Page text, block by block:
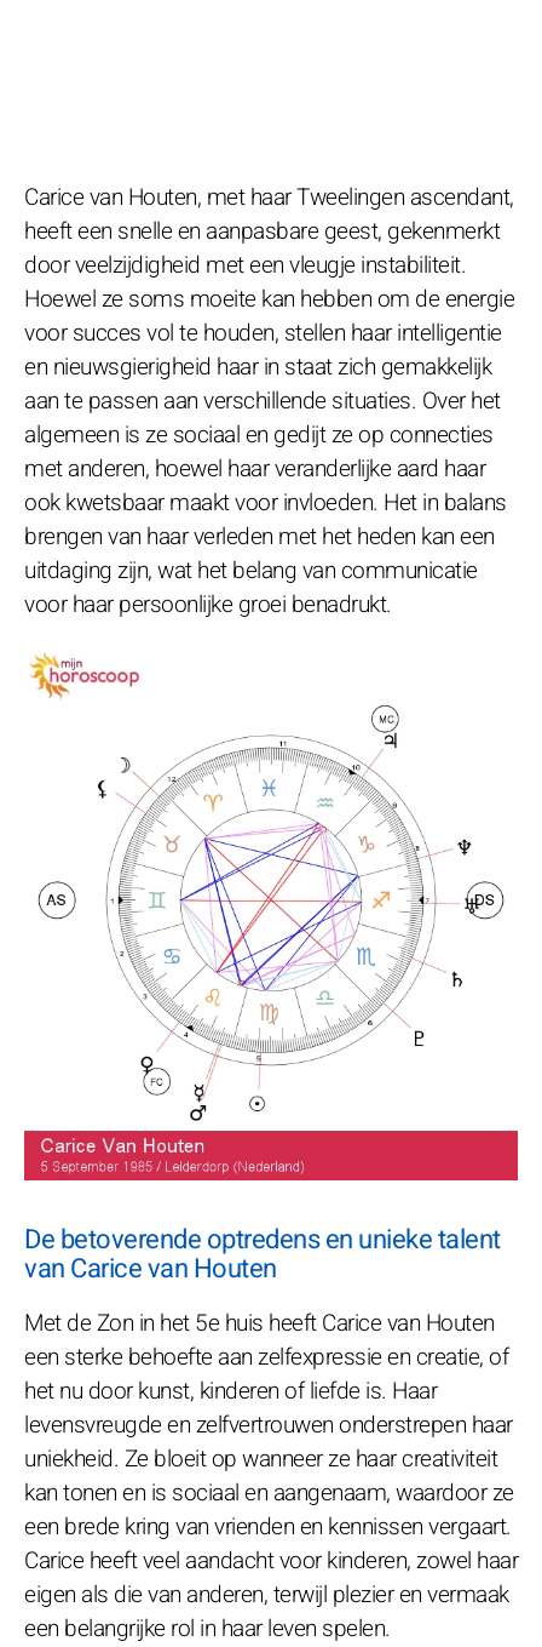
Carice van Houten, met haar Tweelingen ascendant,
heeft een snelle en aanpasbare geest, gekenmerkt
door veelzijdigheid met een vleugje instabiliteit.
Hoewel ze soms moeite kan hebben om de energie
voor succes vol te houden, stellen haar intelligentie
en nieuwsgierigheid haar in staat zich gemakkelijk
aan te passen aan verschillende situaties. Over het
algemeen is ze sociaal en gedijt ze op connecties
met anderen, hoewel haar veranderlijke aard haar
ook kwetsbaar maakt voor invloeden. Het in balans
brengen van haar verleden met het heden kan een
uitdaging zijn, wat het belang van communicatie
voor haar persoonlijke groei benadrukt.
De betoverende optredens en unieke talent
van Carice van Houten
Met de Zon in het 5e huis heeft Carice van Houten
een sterke behoefte aan zelfexpressie en creatie, of
het nu door kunst, kinderen of liefde is. Haar
levensvreugde en zelfvertrouwen onderstrepen haar
uniekheid. Ze bloeit op wanneer ze haar creativiteit
kan tonen en is sociaal en aangenaam, waardoor ze
een brede kring van vrienden en kennissen vergaart.
Carice heeft veel aandacht voor kinderen, zowel haar
eigen als die van anderen, terwijl plezier en vermaak
een belangrijke rol in haar leven spelen.